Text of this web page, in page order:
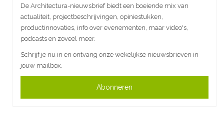
De Architectura-nieuwsbrief biedt een boeiende mix van
actualiteit, projectbeschrijvingen, opiniestukken,
productinnovaties, info over evenementen, maar video's,
podcasts en zoveel meer.
Schrijf je nu in en ontvang onze wekelijkse nieuwsbrieven in
jouw mailbox.
Abonneren